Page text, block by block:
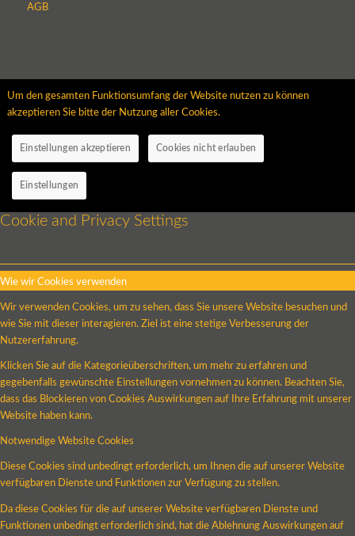
AGB
Um den gesamten Funktionsumfang der Website nutzen zu können
akzeptieren Sie bitte der Nutzung aller Cookies.
Einstellungen akzeptieren Cookies nicht erlauben
Einstellungen
Cookie and Privacy Settings
Wie wir Cookies verwenden
Wir verwenden Cookies, um zu sehen, dass Sie unsere Website besuchen und
wie Sie mit dieser interagieren. Ziel ist eine stetige Verbesserung der
Nutzererfahrung.
Klicken Sie auf die Kategorieüberschriften, um mehr zu erfahren und
gegebenfalls gewünschte Einstellungen vornehmen zu können. Beachten Sie,
dass das Blockieren von Cookies Auswirkungen auf Ihre Erfahrung mit unserer
Website haben kann.
Notwendige Website Cookies
Diese Cookies sind unbedingt erforderlich, um Ihnen die auf unserer Website
verfügbaren Dienste und Funktionen zur Verfügung zu stellen.
Da diese Cookies für die auf unserer Website verfügbaren Dienste und
Funktionen unbedingt erforderlich sind, hat die Ablehnung Auswirkungen auf